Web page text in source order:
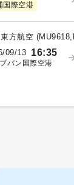
国際空港
方航空 (
09/13 16:35
バン国際空港